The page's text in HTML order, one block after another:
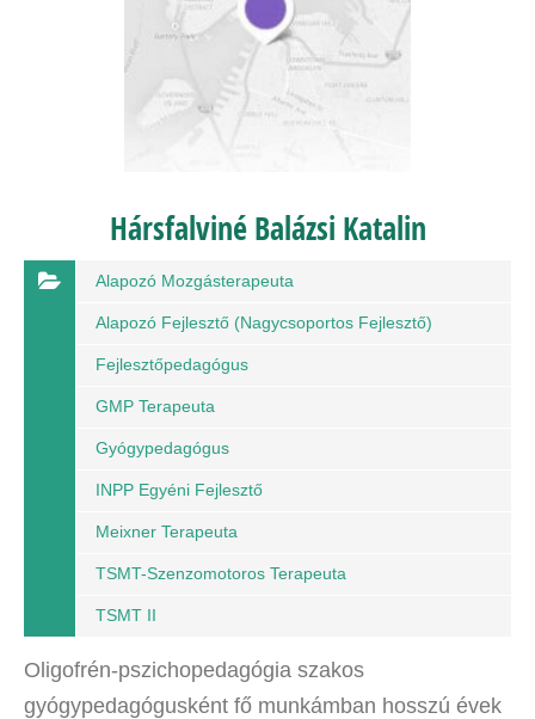
Hársfalviné Balázsi Katalin
Alapozó Mozgásterapeuta
Alapozó Fejlesztő (nagycsoportos Fejlesztő)
Fejlesztőpedagógus
GMP Terapeuta
Gyógypedagógus
INPP Egyéni Fejlesztő
Meixner Terapeuta
TSMT-Szenzomotoros Terapeuta
TSMT II
Oligofrén-pszichopedagógia szakos
gyógypedagógusként fő munkámban hosszú évek